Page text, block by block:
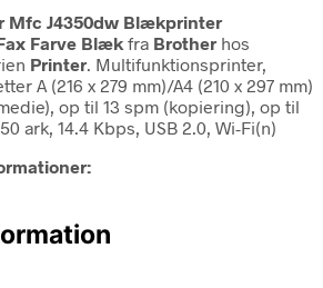
Mfc J4350dw Blækprinter
Farve Blæk fra Brother hos
Printer. Multifunktionsprinter,
A (216 x 279 mm)/A4 (210 x 297 mm)
op til 13 spm (kopiering), op til
ark, 14.4 Kbps, USB 2.0, Wi-Fi(n)